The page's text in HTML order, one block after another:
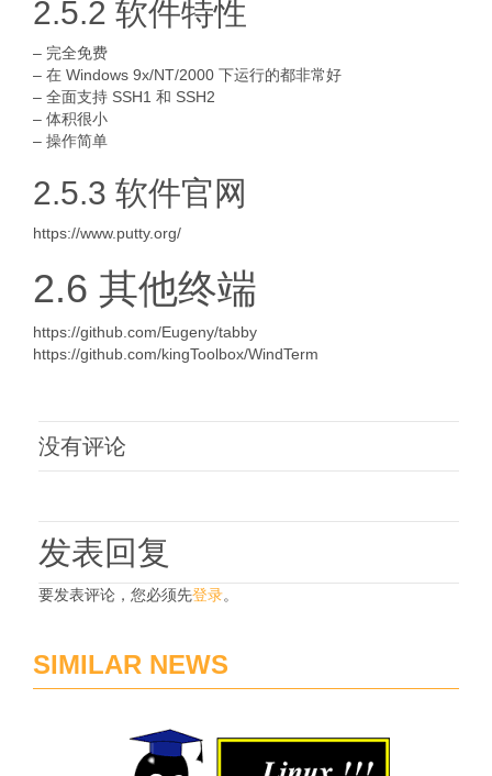
2.5.2 软件特性
– 完全免费
– 在 Windows 9x/NT/2000 下运行的都非常好
– 全面支持 SSH1 和 SSH2
– 体积很小
– 操作简单
2.5.3 软件官网
https://www.putty.org/
2.6 其他终端
https://github.com/Eugeny/tabby
https://github.com/kingToolbox/WindTerm
没有评论
发表回复
要发表评论，您必须先登录。
SIMILAR NEWS